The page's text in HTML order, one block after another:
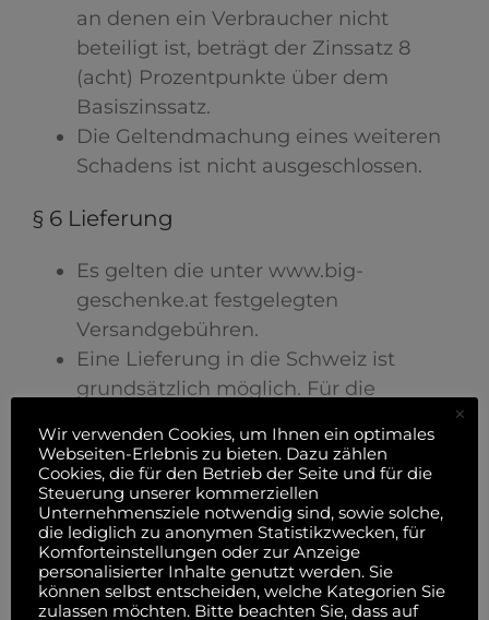
an denen ein Verbraucher nicht
beteiligt ist, beträgt der Zinssatz 8
(acht) Prozentpunkte über dem
Basiszinssatz.
Die Geltendmachung eines weiteren
Schadens ist nicht ausgeschlossen.
§ 6 Lieferung
Es gelten die unter www.big-
geschenke.at festgelegten
Versandgebühren.
Eine Lieferung in die Schweiz ist
grundsätzlich möglich. Für die
wird allerdings ein Aufschlag von 20%
auf den Nettopreis veranschlagt. Die
Versandkosten sowie etwaige
Zusatzkosten wie Gebühren und Zölle
sind vollständig vom Kunden zu
tragen.
Wir verwenden Cookies, um Ihnen ein optimales
Webseiten-Erlebnis zu bieten. Dazu zählen
Cookies, die für den Betrieb der Seite und für die
Steuerung unserer kommerziellen
Unternehmensziele notwendig sind, sowie solche,
die lediglich zu anonymen Statistikzwecken, für
Komforteinstellungen oder zur Anzeige
personalisierter Inhalte genutzt werden. Sie
können selbst entscheiden, welche Kategorien Sie
zulassen möchten. Bitte beachten Sie, dass auf
×